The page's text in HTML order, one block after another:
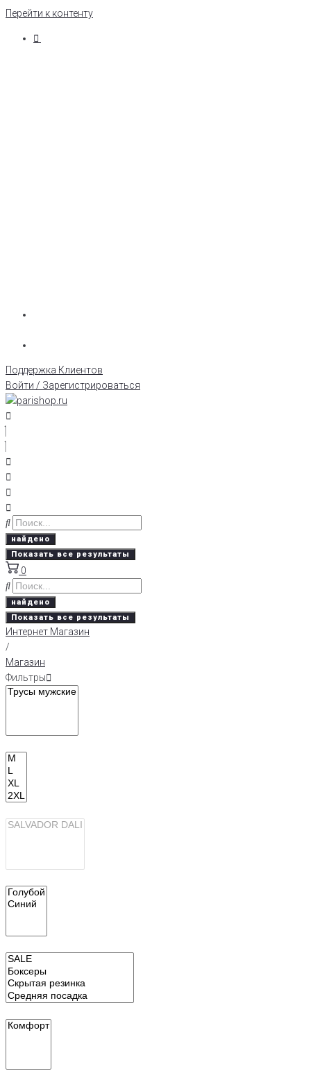
Перейти к контенту
Поддержка Клиентов
Войти / Зарегистрироваться
найдено
Показать все результаты
0
найдено
Показать все результаты
Интернет Магазин
/
Магазин
Фильтры